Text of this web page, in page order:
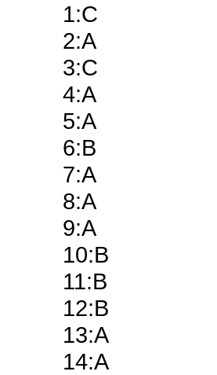
1:C
2:A
3:C
4:A
5:A
6:B
7:A
8:A
9:A
10:B
11:B
12:B
13:A
14:A